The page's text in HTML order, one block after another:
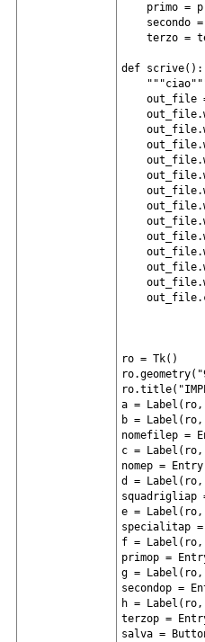
primo =
secondo
terzo =
def scrive():
out_file
ro = Tk()
a = Label(ro,
b =
nomefilep =
c = Label(ro,
nomep =
d =
squadrigliap
e =
specialitap
f = Label(ro,
primop =
g =
secondop =
h =
terzop =
salva =